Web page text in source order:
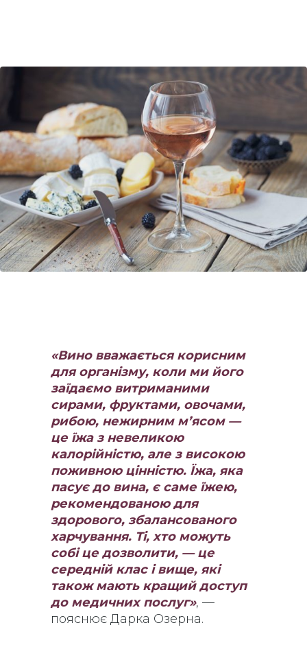
«Вино вважається корисним
для організму, коли ми його
заїдаємо витриманими
сирами, фруктами, овочами,
рибою, нежирним м’ясом —
це їжа з невеликою
калорійністю, але з високою
поживною цінністю. Їжа, яка
пасує до вина, є саме їжею,
рекомендованою для
здорового, збалансованого
харчування. Ті, хто можуть
собі це дозволити, — це
середній клас і вище, які
також мають кращий доступ
до медичних послуг», —
пояснює Дарка Озерна.